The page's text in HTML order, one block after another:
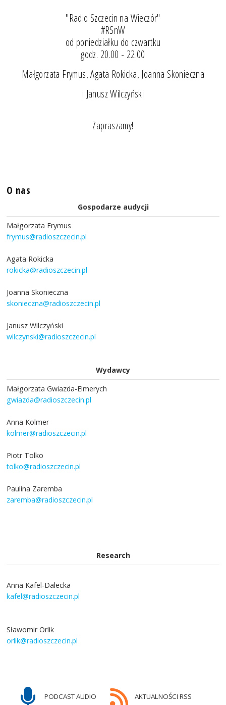
"Radio Szczecin na Wieczór"
#RSnW
od poniedziałku do czwartku
godz. 20.00 - 22.00
Małgorzata Frymus, Agata Rokicka, Joanna Skonieczna
i Janusz Wilczyński
Zapraszamy!
O nas
Gospodarze audycji
Małgorzata Frymus
frymus@radioszczecin.pl
Agata Rokicka
rokicka@radioszczecin.pl
Joanna Skonieczna
skonieczna@radioszczecin.pl
Janusz Wilczyński
wilczynski@radioszczecin.pl
Wydawcy
Małgorzata Gwiazda-Elmerych
gwiazda@radioszczecin.pl
Anna Kolmer
kolmer@radioszczecin.pl
Piotr Tolko
tolko@radioszczecin.pl
Paulina Zaremba
zaremba@radioszczecin.pl
Research
Anna Kafel-Dalecka
kafel@radioszczecin.pl
Sławomir Orlik
orlik@radioszczecin.pl
PODCAST AUDIO AKTUALNOŚCI RSS